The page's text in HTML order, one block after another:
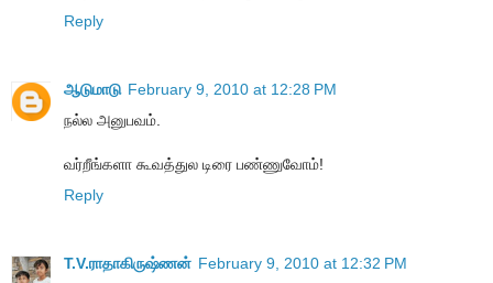
Reply
ஆடுமாடு February 9, 2010 at 12:28 PM
நல்ல அனுபவம்.
வர்றீங்களா கூவத்துல டிரை பண்ணுவோம்!
Reply
T.V.ராதாகிருஷ்ணன் February 9, 2010 at 12:32 PM